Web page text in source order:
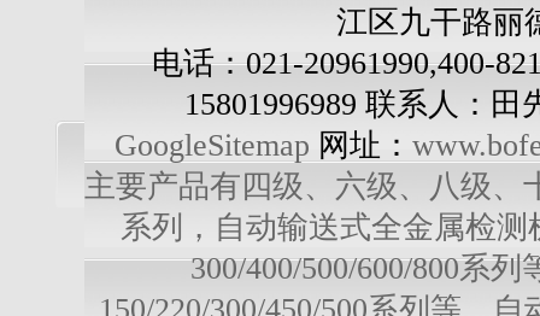
江区九干路丽
电话：021-20961990,400-
15801996989 联系人：田
GoogleSitemap 网址：
主要产品有四级、六级、八级、
系列，自动输送式全金属检测
300/400/500/600/800系